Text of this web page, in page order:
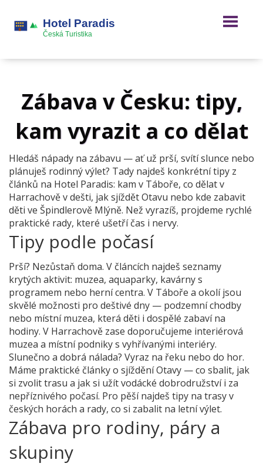
Zábava v Česku: tipy,
kam vyrazit a co dělat
Hledáš nápady na zábavu — ať už prší, svítí slunce nebo
plánuješ rodinný výlet? Tady najdeš konkrétní tipy z
článků na Hotel Paradis: kam v Táboře, co dělat v
Harrachově v dešti, jak sjíždět Otavu nebo kde zabavit
děti ve Špindlerově Mlýně. Než vyrazíš, projdeme rychlé
praktické rady, které ušetří čas i nervy.
Tipy podle počasí
Prší? Nezůstaň doma. V článcích najdeš seznamy
krytých aktivit: muzea, aquaparky, kavárny s
programem nebo herní centra. V Táboře a okolí jsou
skvělé možnosti pro deštivé dny — podzemní chodby
nebo místní muzea, která děti i dospělé zabaví na
hodiny. V Harrachově zase doporučujeme interiérová
muzea a místní podniky s vyhřívanými interiéry.
Slunečno a dobrá nálada? Vyraz na řeku nebo do hor.
Máme praktické články o sjíždění Otavy — co sbalit, jak
si zvolit trasu a jak si užít vodácké dobrodružství i za
nepříznivého počasí. Pro pěší najdeš tipy na trasy v
českých horách a rady, co si zabalit na letní výlet.
Zábava pro rodiny, páry a
skupiny